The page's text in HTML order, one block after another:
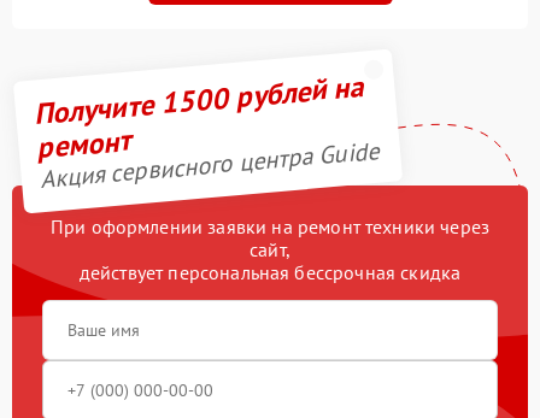
Получите 1500 рублей на
ремонт
Акция сервисного центра Guide
При оформлении заявки на ремонт техники через
сайт,
действует персональная бессрочная скидка